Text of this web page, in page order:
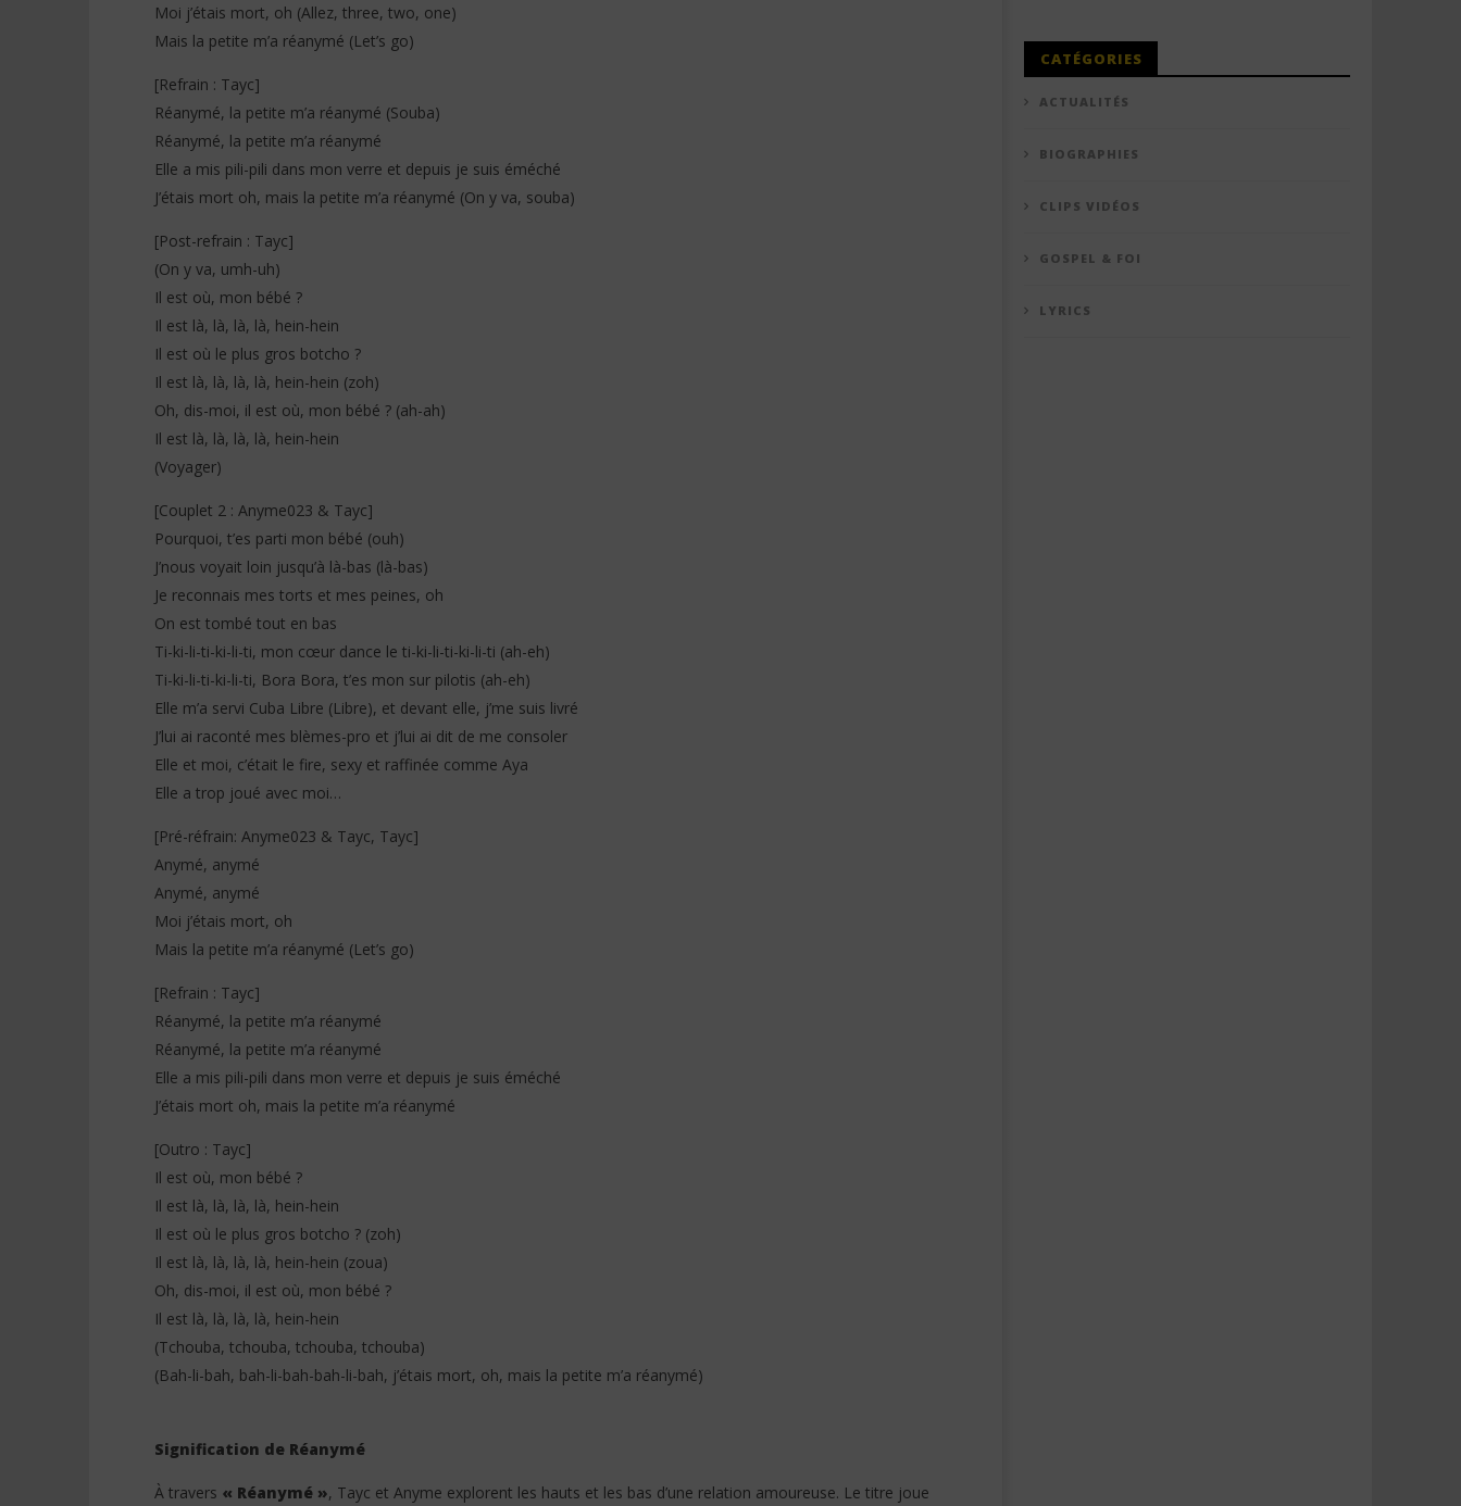
Moi j’étais mort, oh (Allez, three, two, one)
Mais la petite m’a réanymé (Let’s go)
[Refrain : Tayc]
Réanymé, la petite m’a réanymé (Souba)
Réanymé, la petite m’a réanymé
Elle a mis pili-pili dans mon verre et depuis je suis éméché
J’étais mort oh, mais la petite m’a réanymé (On y va, souba)
[Post-refrain : Tayc]
(On y va, umh-uh)
Il est où, mon bébé ?
Il est là, là, là, là, hein-hein
Il est où le plus gros botcho ?
Il est là, là, là, là, hein-hein (zoh)
Oh, dis-moi, il est où, mon bébé ? (ah-ah)
Il est là, là, là, là, hein-hein
(Voyager)
[Couplet 2 : Anyme023 & Tayc]
Pourquoi, t’es parti mon bébé (ouh)
J’nous voyait loin jusqu’à là-bas (là-bas)
Je reconnais mes torts et mes peines, oh
On est tombé tout en bas
Ti-ki-li-ti-ki-li-ti, mon cœur dance le ti-ki-li-ti-ki-li-ti (ah-eh)
Ti-ki-li-ti-ki-li-ti, Bora Bora, t’es mon sur pilotis (ah-eh)
Elle m’a servi Cuba Libre (Libre), et devant elle, j’me suis livré
J’lui ai raconté mes blèmes-pro et j’lui ai dit de me consoler
Elle et moi, c’était le fire, sexy et raffinée comme Aya
Elle a trop joué avec moi…
[Pré-réfrain: Anyme023 & Tayc, Tayc]
Anymé, anymé
Anymé, anymé
Moi j’étais mort, oh
Mais la petite m’a réanymé (Let’s go)
[Refrain : Tayc]
Réanymé, la petite m’a réanymé
Réanymé, la petite m’a réanymé
Elle a mis pili-pili dans mon verre et depuis je suis éméché
J’étais mort oh, mais la petite m’a réanymé
[Outro : Tayc]
Il est où, mon bébé ?
Il est là, là, là, là, hein-hein
Il est où le plus gros botcho ? (zoh)
Il est là, là, là, là, hein-hein (zoua)
Oh, dis-moi, il est où, mon bébé ?
Il est là, là, là, là, hein-hein
(Tchouba, tchouba, tchouba, tchouba)
(Bah-li-bah, bah-li-bah-bah-li-bah, j’étais mort, oh, mais la petite m’a réanymé)
Signification de Réanymé
À travers « Réanymé », Tayc et Anyme explorent les hauts et les bas d’une relation amoureuse. Le titre joue
CATÉGORIES
ACTUALITÉS
BIOGRAPHIES
CLIPS VIDÉOS
GOSPEL & FOI
LYRICS